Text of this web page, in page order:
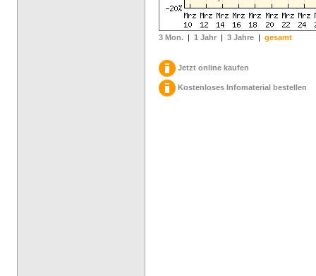
3 Mon. | 1 Jahr | 3 Jahre | gesamt
Jetzt online kaufen
Kostenloses Infomaterial bestellen